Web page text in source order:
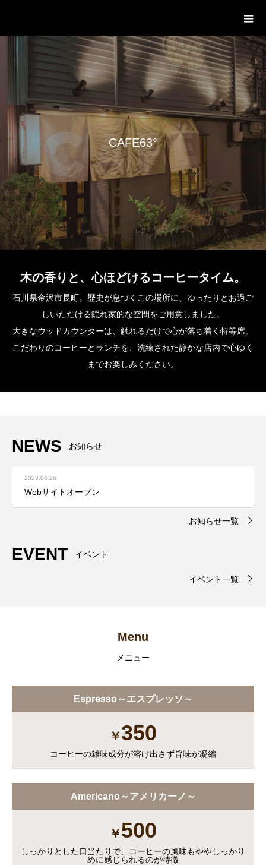
CAFE63°
木の香りと、心ほどけるコーヒータイム。
石川県金沢市長町。歴史が息づくこの場所に、ゆったりとお過ご
しいただける隠れ家的な空間をご用意しました。
大きなウッドカウンターは、触れるだけで心が落ち着く特等席。
こだわりのコーヒーとランチを、洗練された静かな店内で心ゆく
までお楽しみください。
NEWS お知らせ
2023.06.26
Webサイトオープン
お知らせ一覧
EVENT イベント
イベント一覧
Menu
メニュー
Espresso～エスプレッソ～
￥350
コーヒーの雑味成分が溶け出さず旨味が凝縮
Americano～アメリカーノ～
￥500
しっかりとした⼝当たりで、コーヒーの⾵味もややしっかり
めに感じられるのが特徴